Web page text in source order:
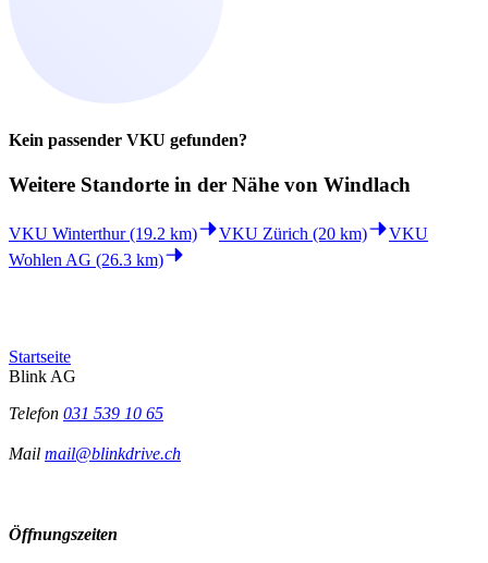
Kein passender VKU gefunden?
Weitere Standorte in der Nähe von Windlach
VKU Winterthur (19.2 km) VKU Zürich (20 km)
VKU
Wohlen AG (26.3 km)
Startseite
Blink AG
Telefon 031 539 10 65
Mail mail@blinkdrive.ch
Öffnungszeiten